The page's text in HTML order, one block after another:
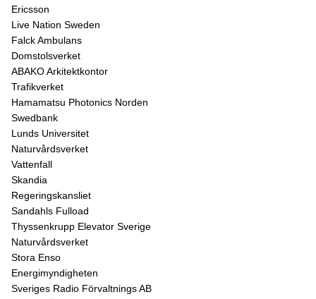
Ericsson
Live Nation Sweden
Falck Ambulans
Domstolsverket
ABAKO Arkitektkontor
Trafikverket
Hamamatsu Photonics Norden
Swedbank
Lunds Universitet
Naturvårdsverket
Vattenfall
Skandia
Regeringskansliet
Sandahls Fulload
Thyssenkrupp Elevator Sverige
Naturvårdsverket
Stora Enso
Energimyndigheten
Sveriges Radio Förvaltnings AB